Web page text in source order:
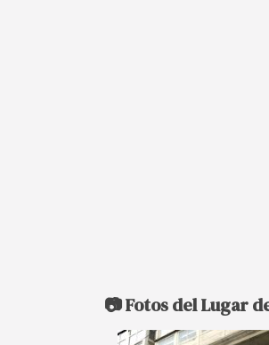
📷 Fotos del Lugar